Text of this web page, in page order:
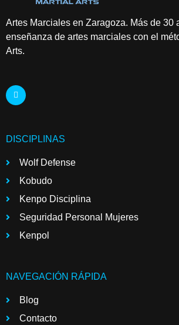
Artes Marciales en Zaragoza. Más de 30
enseñanza de artes marciales con el
Arts.
DISCIPLINAS
Wolf Defense
Kobudo
Kenpo Disciplina
Seguridad Personal Mujeres
Kenpol
NAVEGACIÓN RÁPIDA
Blog
Contacto